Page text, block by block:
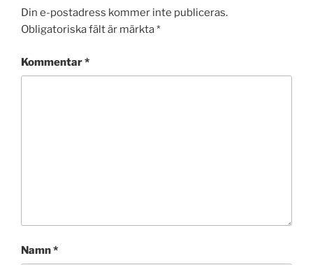
Din e-postadress kommer inte publiceras.
Obligatoriska fält är märkta*
Kommentar*
Namn*